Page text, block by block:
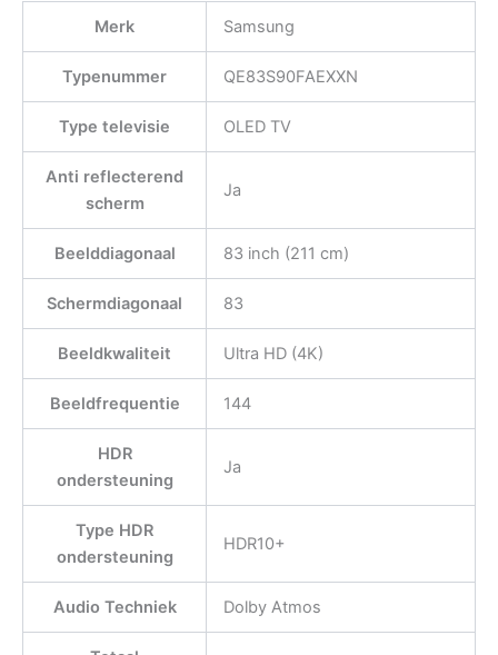
Merk
Samsung
Typenummer QE83S90FAEXXN
Type televisie OLED TV
Anti reflecterend
scherm
Ja
Beelddiagonaal 83 inch (211 cm)
Schermdiagonaal 83
Beeldkwaliteit Ultra HD (4K)
Beeldfrequentie 144
HDR
ondersteuning
Ja
Type HDR
ondersteuning
HDR10+
Audio Techniek Dolby Atmos